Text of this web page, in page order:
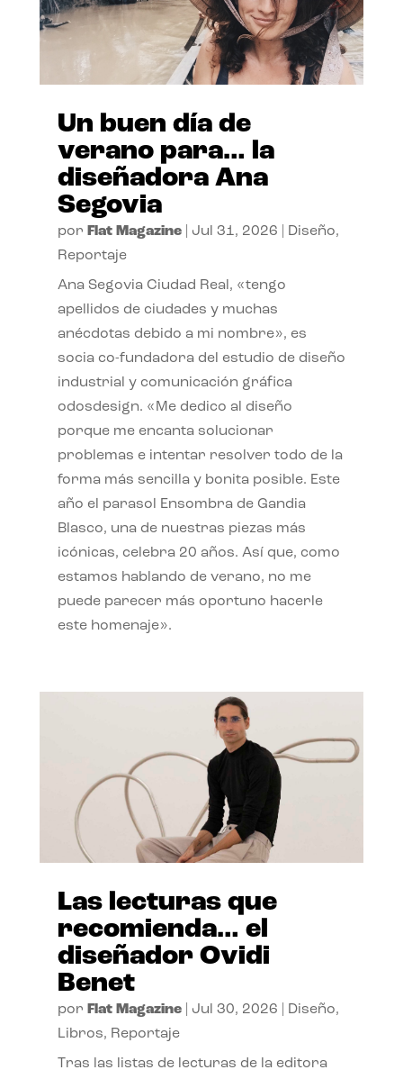
Un buen día de
verano para… la
diseñadora Ana
Segovia
por Flat Magazine| Jul 31, 2026 Diseño,
Reportaje
Ana Segovia Ciudad Real, «tengo
apellidos de ciudades y muchas
anécdotas debido a mi nombre», es
socia co-fundadora del estudio de diseño
industrial y comunicación gráfica
odosdesign. «Me dedico al diseño
porque me encanta solucionar
problemas e intentar resolver todo de la
forma más sencilla y bonita posible. Este
año el parasol Ensombra de Gandia
Blasco, una de nuestras piezas más
icónicas, celebra 20 años. Así que, como
estamos hablando de verano, no me
puede parecer más oportuno hacerle
este homenaje».
Las lecturas que
recomienda… el
diseñador Ovidi
Benet
por Flat Magazine| Jul 30, 2026 Diseño,
Libros, Reportaje
Tras las listas de lecturas de la editora